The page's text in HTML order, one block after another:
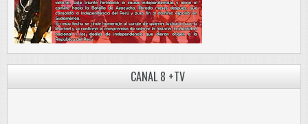
CANAL 8 +TV